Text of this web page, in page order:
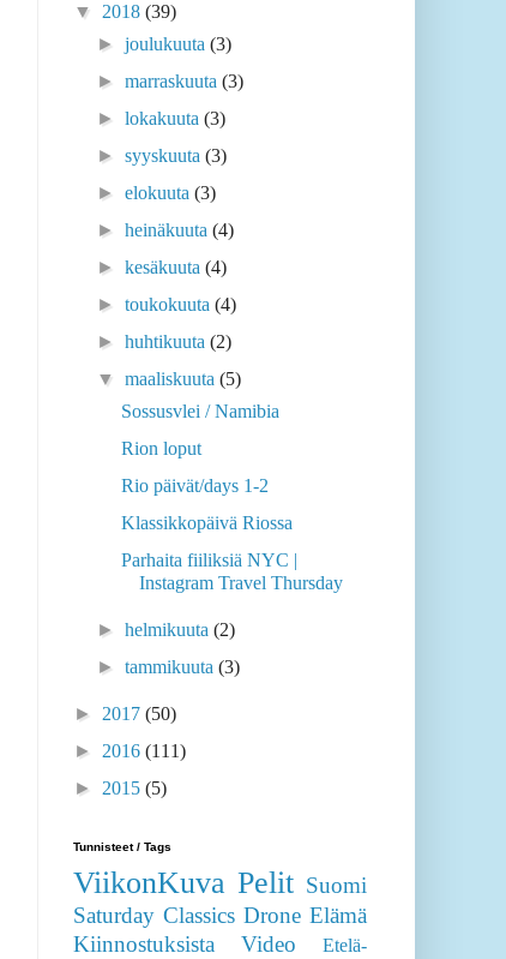
▼ 2018 (39)
►joulukuuta(3)
►marraskuuta(3)
►lokakuuta(3)
►syyskuuta(3)
►elokuuta(3)
►heinäkuuta(4)
►kesäkuuta(4)
►toukokuuta(4)
►huhtikuuta(2)
▼maaliskuuta(5)
Sossusvlei / Namibia
Rion loput
Rio päivät/days 1-2
Klassikkopäivä Riossa
Parhaita fiiliksiä NYC |
Instagram Travel Thursday
►helmikuuta(2)
►tammikuuta(3)
► 2017 (50)
► 2016 (111)
► 2015 (5)
Tunnisteet / Tags
ViikonKuva Pelit Suomi
Saturday Classics Drone Elämä
Kiinnostuksista
Video
Etelä-